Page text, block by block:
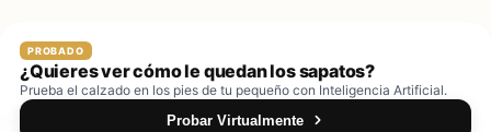
PROBADO
¿Quieres ver cómo le quedan los sapatos?
Prueba el calzado en los pies de tu pequeño con Inteligencia Artificial.
Probar Virtualmente